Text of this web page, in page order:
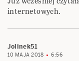
internetowych.
Jolinek51
10 MAJA 2018 6:56